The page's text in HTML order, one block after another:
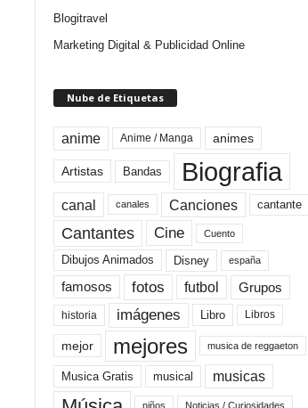
Blogitravel
Marketing Digital & Publicidad Online
Nube de Etiquetas
anime Anime / Manga animes
Artistas Bandas Biografia
canal canales Canciones cantante
Cantantes Cine Cuento
Dibujos Animados Disney españa
famosos fotos futbol Grupos
historia imágenes Libro Libros
mejor mejores musica de reggaeton
Musica Gratis musical musicas
niños Noticias / Curiosidades